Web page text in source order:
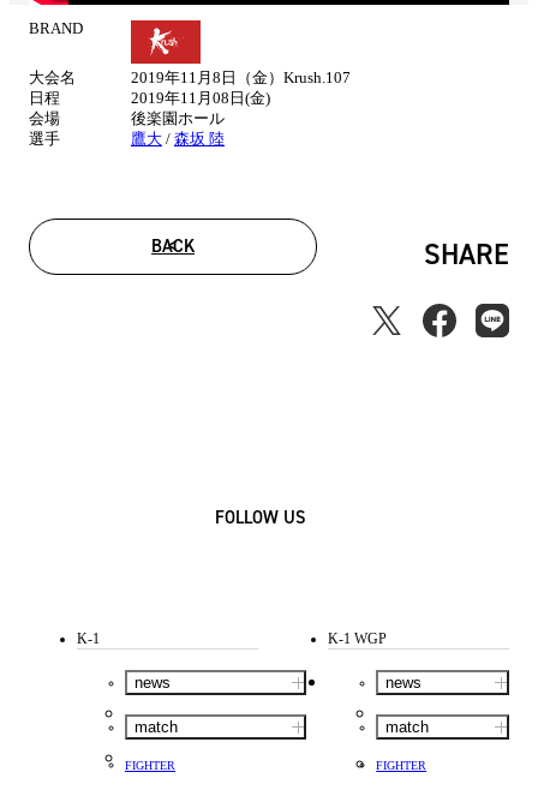
BRAND
大会名
2019年11月8日（金）Krush.107
日程
2019年11月08日(金)
会場
後楽園ホール
選手
鷹大 / 森坂 陸
BACK SHARE
FOLLOW US
K-1
news
match
FIGHTER
K-1 WGP
news
match
FIGHTER